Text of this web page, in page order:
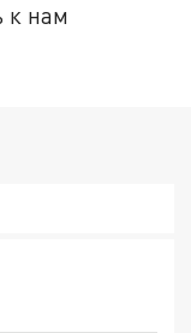
к нам